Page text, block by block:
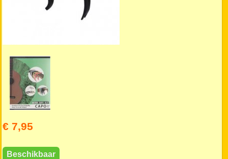
€ 7,95
Beschikbaar